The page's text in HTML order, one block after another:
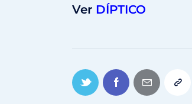
Ver DÍPTICO